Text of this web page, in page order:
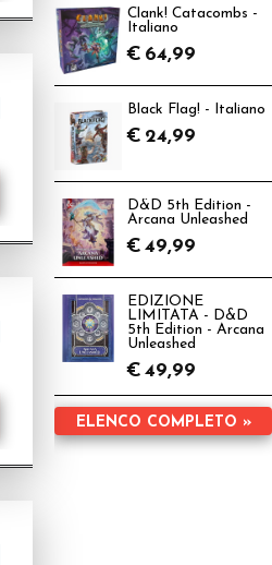
Clank! Catacombs -
Italiano
€ 64,99
Black Flag! - Italiano
€ 24,99
D&D 5th Edition -
Arcana Unleashed
€ 49,99
EDIZIONE
LIMITATA - D&D
5th Edition - Arcana
Unleashed
€ 49,99
ELENCO COMPLETO »